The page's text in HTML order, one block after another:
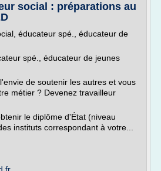
social : préparations au
éducateur spé., éducateur de
spé., éducateur de jeunes
de soutenir les autres et vous
métier ? Devenez travailleur
le diplôme d'État (niveau
instituts correspondant à votre...